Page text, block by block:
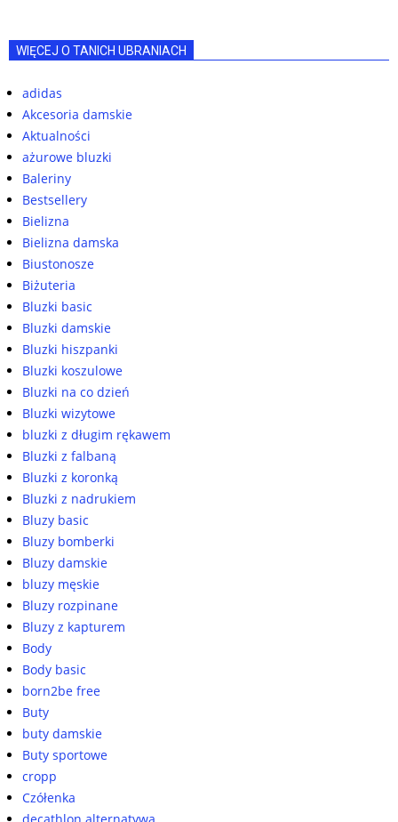
WIĘCEJ O TANICH UBRANIACH
adidas
Akcesoria damskie
Aktualności
ażurowe bluzki
Baleriny
Bestsellery
Bielizna
Bielizna damska
Biustonosze
Biżuteria
Bluzki basic
Bluzki damskie
Bluzki hiszpanki
Bluzki koszulowe
Bluzki na co dzień
Bluzki wizytowe
bluzki z długim rękawem
Bluzki z falbaną
Bluzki z koronką
Bluzki z nadrukiem
Bluzy basic
Bluzy bomberki
Bluzy damskie
bluzy męskie
Bluzy rozpinane
Bluzy z kapturem
Body
Body basic
born2be free
Buty
buty damskie
Buty sportowe
cropp
Czółenka